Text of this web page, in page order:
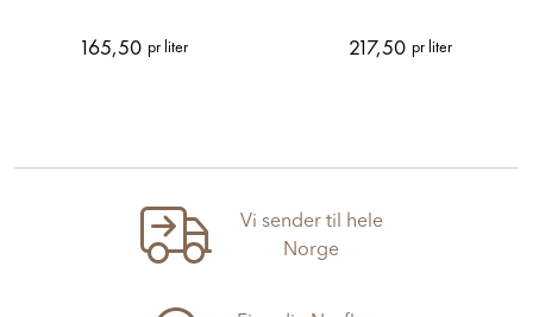
165,50 pr liter 217,50 pr liter
Vi sender til hele
Norge